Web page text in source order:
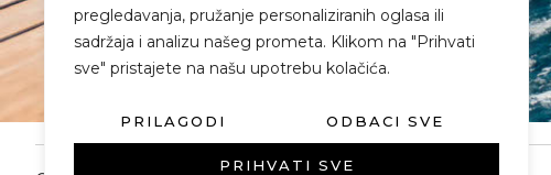
pregledavanja, pružanje personaliziranih oglasa ili
sadržaja i analizu našeg prometa. Klikom na "Prihvati
sve" pristajete na našu upotrebu kolačića.
PRILAGODI ODBACI SVE
PRIHVATI SVE